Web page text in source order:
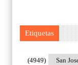
Etiquetas
San
(4949)